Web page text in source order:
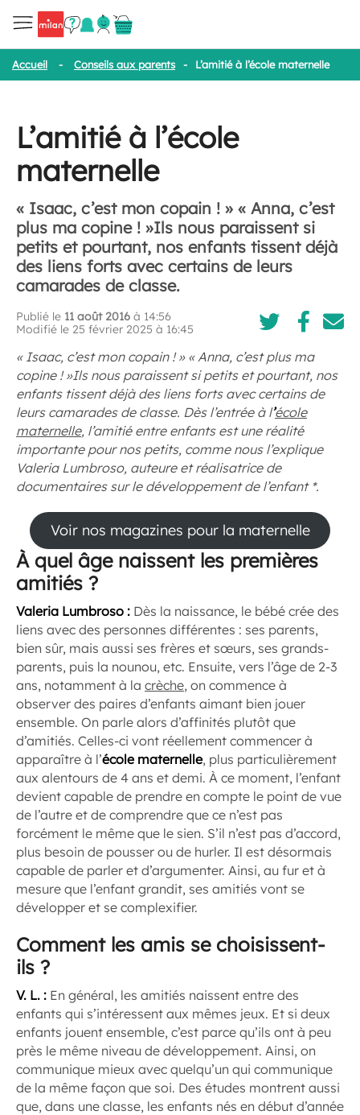
Accueil - Conseils aux parents - L’amitié à l’école maternelle
L’amitié à l’école
maternelle
« Isaac, c’est mon copain ! » « Anna, c’est
plus ma copine ! »Ils nous paraissent si
petits et pourtant, nos enfants tissent déjà
des liens forts avec certains de leurs
camarades de classe.
Publié le 11 août 2016 à 14:56
Modifié le 25 février 2025 à 16:45
« Isaac, c’est mon copain ! » « Anna, c’est plus ma
copine ! »Ils nous paraissent si petits et pourtant, nos
enfants tissent déjà des liens forts avec certains de
leurs camarades de classe. Dès l’entrée à l’école
maternelle, l’amitié entre enfants est une réalité
importante pour nos petits, comme nous l’explique
Valeria Lumbroso, auteure et réalisatrice de
documentaires sur le développement de l’enfant *.
Voir nos magazines pour la maternelle
À quel âge naissent les premières
amitiés ?
Valeria Lumbroso : Dès la naissance, le bébé crée des
liens avec des personnes différentes : ses parents,
bien sûr, mais aussi ses frères et sœurs, ses grands-
parents, puis la nounou, etc. Ensuite, vers l’âge de 2-3
ans, notamment à la crèche, on commence à
observer des paires d’enfants aimant bien jouer
ensemble. On parle alors d’affinités plutôt que
d’amitiés. Celles-ci vont réellement commencer à
apparaître à l’école maternelle, plus particulièrement
aux alentours de 4 ans et demi. À ce moment, l’enfant
devient capable de prendre en compte le point de vue
de l’autre et de comprendre que ce n’est pas
forcément le même que le sien. S’il n’est pas d’accord,
plus besoin de pousser ou de hurler. Il est désormais
capable de parler et d’argumenter. Ainsi, au fur et à
mesure que l’enfant grandit, ses amitiés vont se
développer et se complexifier.
Comment les amis se choisissent-
ils ?
V. L. : En général, les amitiés naissent entre des
enfants qui s’intéressent aux mêmes jeux. Et si deux
enfants jouent ensemble, c’est parce qu’ils ont à peu
près le même niveau de développement. Ainsi, on
communique mieux avec quelqu’un qui communique
de la même façon que soi. Des études montrent aussi
que, dans une classe, les enfants nés en début d’année